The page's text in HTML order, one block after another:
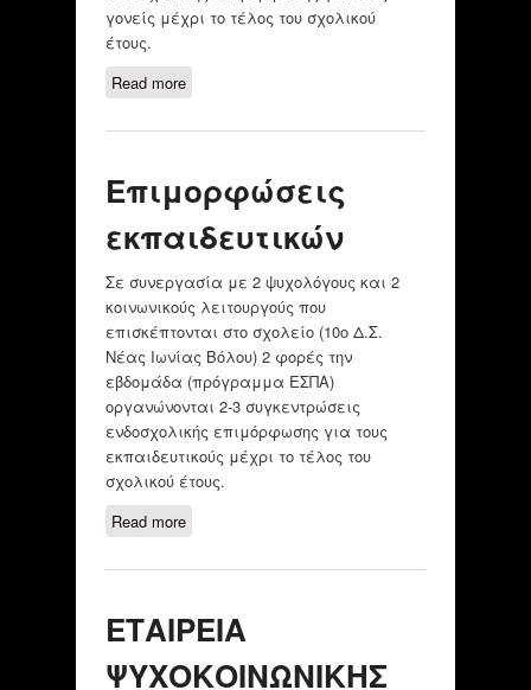
γονείς μέχρι το τέλος του σχολικού
έτους.
Read moreabout Σχολές Γονέων
Επιμορφώσεις
εκπαιδευτικών
Σε συνεργασία με 2 ψυχολόγους και 2
κοινωνικούς λειτουργούς που
επισκέπτονται στο σχολείο (10ο Δ.Σ.
Νέας Ιωνίας Βόλου) 2 φορές την
εβδομάδα (πρόγραμμα ΕΣΠΑ)
οργανώνονται 2-3 συγκεντρώσεις
ενδοσχολικής επιμόρφωσης για τους
εκπαιδευτικούς μέχρι το τέλος του
σχολικού έτους.
Read moreabout Επιμορφώσεις
ΕΤΑΙΡΕΙΑ
ΨΥΧΟΚΟΙΝΩΝΙΚΗΣ